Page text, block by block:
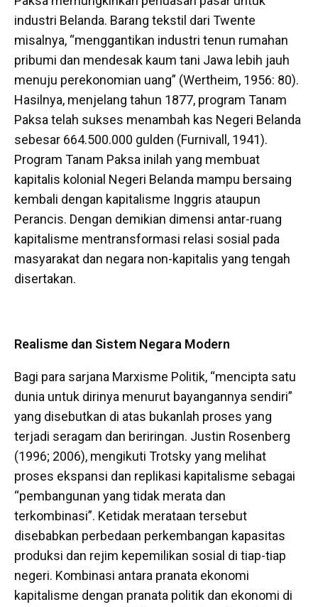
industri Belanda. Barang tekstil dari Twente
misalnya, “menggantikan industri tenun rumahan
pribumi dan mendesak kaum tani Jawa lebih jauh
menuju perekonomian uang” (Wertheim, 1956: 80).
Hasilnya, menjelang tahun 1877, program Tanam
Paksa telah sukses menambah kas Negeri Belanda
sebesar 664.500.000 gulden (Furnivall, 1941).
Program Tanam Paksa inilah yang membuat
kapitalis kolonial Negeri Belanda mampu bersaing
kembali dengan kapitalisme Inggris ataupun
Perancis. Dengan demikian dimensi antar-ruang
kapitalisme mentransformasi relasi sosial pada
masyarakat dan negara non-kapitalis yang tengah
disertakan.
Realisme dan Sistem Negara Modern
Bagi para sarjana Marxisme Politik, “mencipta satu
dunia untuk dirinya menurut bayangannya sendiri”
yang disebutkan di atas bukanlah proses yang
terjadi seragam dan beriringan. Justin Rosenberg
(1996; 2006), mengikuti Trotsky yang melihat
proses ekspansi dan replikasi kapitalisme sebagai
“pembangunan yang tidak merata dan
terkombinasi”. Ketidak merataan tersebut
disebabkan perbedaan perkembangan kapasitas
produksi dan rejim kepemilikan sosial di tiap-tiap
negeri. Kombinasi antara pranata ekonomi
kapitalisme dengan pranata politik dan ekonomi di